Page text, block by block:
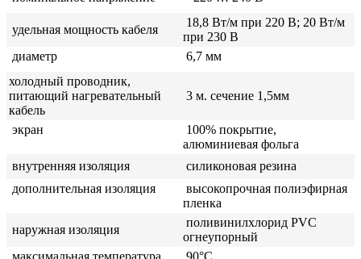
удельная мощность кабеля
18,8 Вт/м при 220 В; 20 Вт/м
при 230 В
диаметр
6,7 мм
холодный проводник,
питающий нагревательный
кабель
3 м. ­сечение 1,5мм
экран
100% покрытие,
алюминиевая фольга
внутренняя изоляция
силиконовая резина
дополнительная изоляция
высокопрочная полиэфирная
пленка
наружная изоляция
поливинилхлорид PVC
огнеупорный
максимальная температура
90°C